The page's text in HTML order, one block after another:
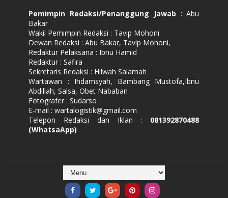
Pemimpin Redaksi/Penanggung Jawab : Abu
Bakar
Wakil Pemimpin Redaksi : Tavip Mohoni
Dewan Redaksi : Abu Bakar, Tavip Mohoni,
Redaktur Pelaksana : Ibnu Hamid
Redaktur : Safira
Sekretaris Redaksi : Hilwah Salamah
Wartawan : Ihdamsyah, Bambang Mustofa,Ibnu
Abdillah, Salsa, Obet Nababan
Fotografer : Sudarso
E-mail : wartalogistik@gmail.com
Telepon Redaksi dan Iklan : 081392870488
(WhatsaApp)